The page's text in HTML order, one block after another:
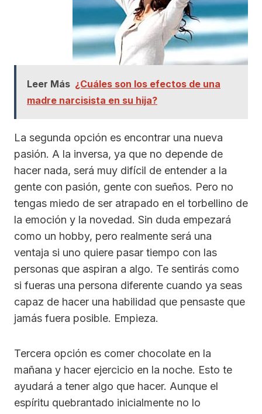
Leer Más ¿Cuáles son los efectos de una
madre narcisista en su hija?
La segunda opción es encontrar una nueva
pasión. A la inversa, ya que no depende de
hacer nada, será muy difícil de entender a la
gente con pasión, gente con sueños. Pero no
tengas miedo de ser atrapado en el torbellino de
la emoción y la novedad. Sin duda empezará
como un hobby, pero realmente será una
ventaja si uno quiere pasar tiempo con las
personas que aspiran a algo. Te sentirás como
si fueras una persona diferente cuando ya seas
capaz de hacer una habilidad que pensaste que
jamás fuera posible. Empieza.
Tercera opción es comer chocolate en la
mañana y hacer ejercicio en la noche. Esto te
ayudará a tener algo que hacer. Aunque el
espíritu quebrantado inicialmente no lo